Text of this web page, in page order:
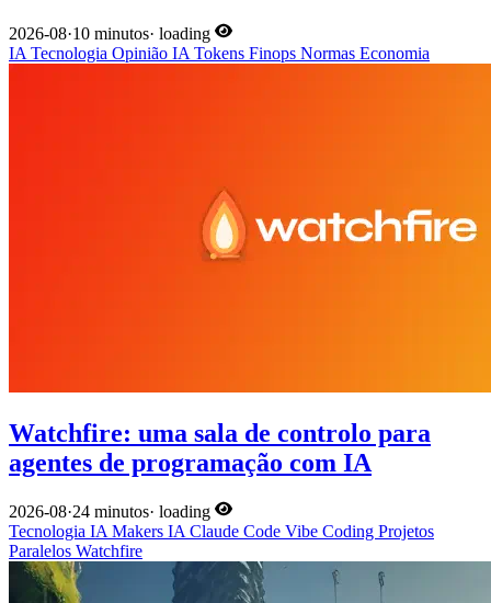
2026-08·10 minutos· loading
IA Tecnologia Opinião IA Tokens Finops Normas Economia
Watchfire: uma sala de controlo para
agentes de programação com IA
2026-08·24 minutos· loading
Tecnologia IA Makers IA Claude Code Vibe Coding Projetos
Paralelos Watchfire